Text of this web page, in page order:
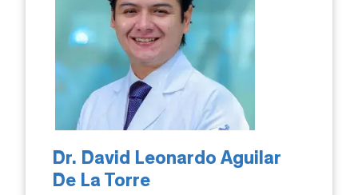
Dr. David Leonardo Aguilar
De La Torre